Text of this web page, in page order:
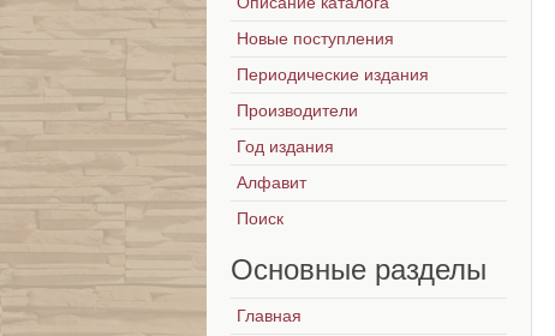
Новые поступления
Периодические издания
Производители
Год издания
Алфавит
Поиск
Основные разделы
Главная